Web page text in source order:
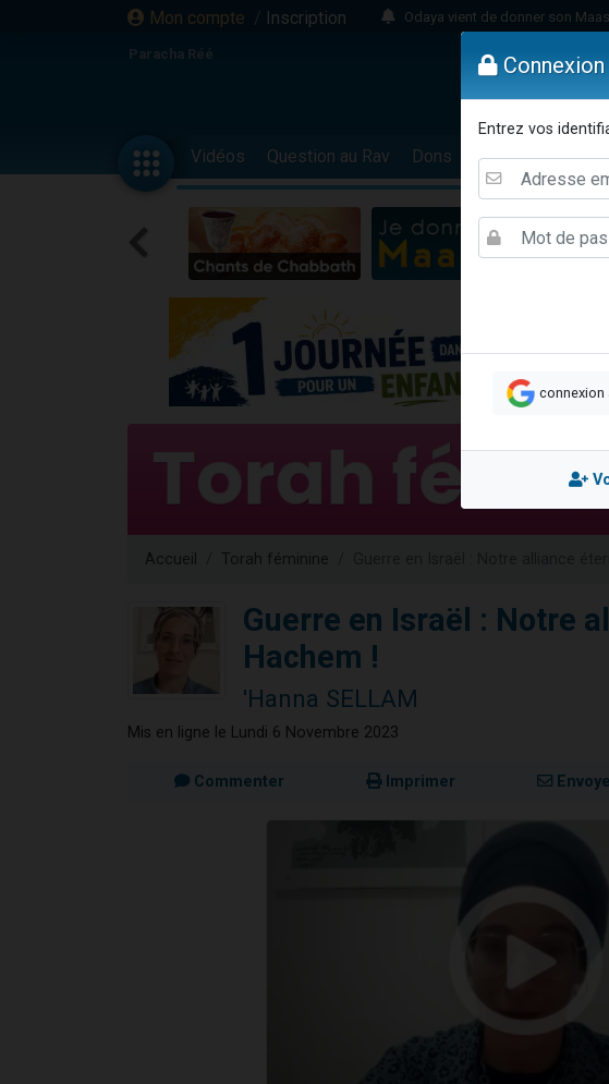
Mon compte / Inscription
Odaya vient de donner son
3 personnes viennent de
13 personnes viennent de
12 nouvelles musiques dans
30 personnes viennent de
Il reste 49 places pour
3 personnes viennent de nous
2 personnes viennent de nous
3 personnes viennent de nous
2 nouvelles musiques dans
8 personnes viennent de
Nouvelle émission radio :
61 personnes viennent de
Ariel vient de donner son
Il reste 49 places pour
6 personnes viennent de
Paracha Réé
Vidéos Question au Rav Dons Femmes
Accueil Torah féminine
Guerre en Israël : Notre
Hachem !
'Hanna SELLAM
Mis en ligne le Lundi 6 Novembre 2023
Commenter Imprimer
Connexion
Entrez vos
connexion